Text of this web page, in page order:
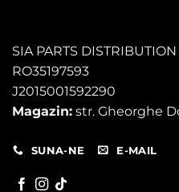
SIA PARTS DISTRIBUTION
RO35197593
J2015001592290
Magazin: str. Gheorghe
SUNA-NE E-MAIL